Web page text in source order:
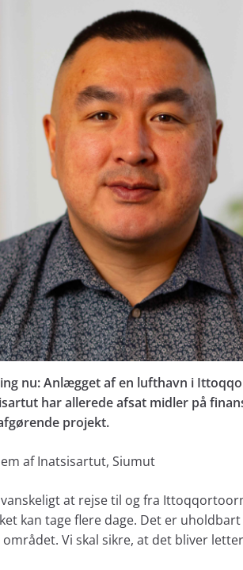
nu: Anlægget af en lufthavn i
har allerede afsat midler på
projekt.
af Inatsisartut, Siumut
at rejse til og fra
kan tage flere dage. Det er
Vi skal sikre, at det bliver